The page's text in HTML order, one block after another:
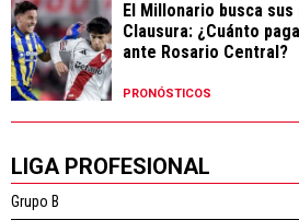
El Millonario busca
Clausura: ¿Cuánto
ante Rosario Central?
PRONÓSTICOS
LIGA PROFESIONAL